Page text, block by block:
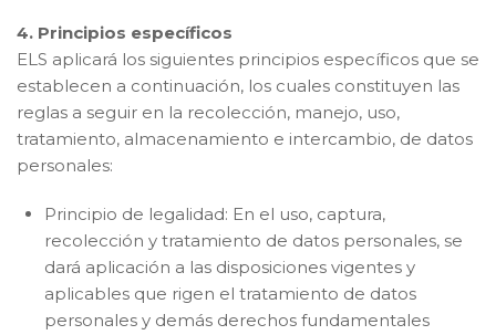
4. Principios específicos
ELS aplicará los siguientes principios específicos que se
establecen a continuación, los cuales constituyen las
reglas a seguir en la recolección, manejo, uso,
tratamiento, almacenamiento e intercambio, de datos
personales:
Principio de legalidad: En el uso, captura,
recolección y tratamiento de datos personales, se
dará aplicación a las disposiciones vigentes y
aplicables que rigen el tratamiento de datos
personales y demás derechos fundamentales